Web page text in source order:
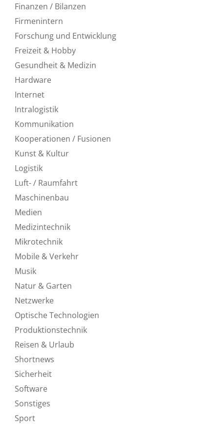
Finanzen / Bilanzen
Firmenintern
Forschung und Entwicklung
Freizeit & Hobby
Gesundheit & Medizin
Hardware
Internet
Intralogistik
Kommunikation
Kooperationen / Fusionen
Kunst & Kultur
Logistik
Luft- / Raumfahrt
Maschinenbau
Medien
Medizintechnik
Mikrotechnik
Mobile & Verkehr
Musik
Natur & Garten
Netzwerke
Optische Technologien
Produktionstechnik
Reisen & Urlaub
Shortnews
Sicherheit
Software
Sonstiges
Sport